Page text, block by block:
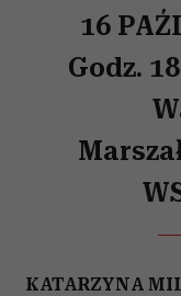
16
Godz.
KATARZYNA